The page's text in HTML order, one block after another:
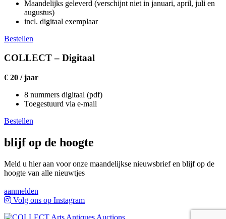
Maandelijks geleverd (verschijnt niet in januari, april, juli en
augustus)
incl. digitaal exemplaar
Bestellen
COLLECT – Digitaal
€ 20 / jaar
8 nummers digitaal (pdf)
Toegestuurd via e-mail
Bestellen
blijf op de hoogte
Meld u hier aan voor onze maandelijkse nieuwsbrief en blijf op de
hoogte van alle nieuwtjes
aanmelden
Volg ons op Instagram